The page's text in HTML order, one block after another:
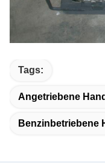
Tags:
Angetriebene
Benzinbetriebene